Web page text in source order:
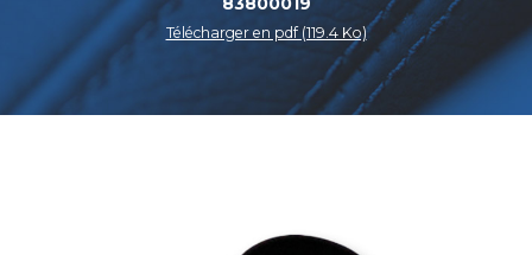
Télécharger en pdf (119.4 Ko)